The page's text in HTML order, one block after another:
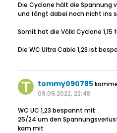
Die Cyclone hält die Spannung
und fängt dabei noch nicht ins
Somit hat die Völkl Cyclone
Die WC Ultra Cable 1,23 ist
tommy090785
09.09.2022, 22:48
WC UC 1,23 bespannt mit
25/24 um den
kam mit